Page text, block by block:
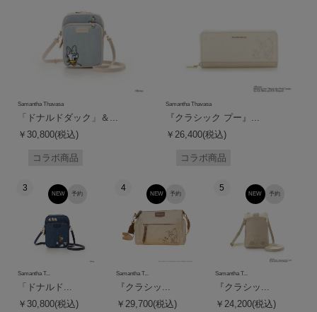
Samantha Thavasa
「ドナルドダック」＆...
￥30,800(税込)
コラボ商品
Samantha Thavasa
『クラシック プー』...
￥26,400(税込)
コラボ商品
3
予約
NEW
Samantha T...
「ドナルド...
￥30,800(税込)
4
予約
NEW
Samantha T...
『クラシッ...
￥29,700(税込)
5
予約
NEW
Samantha T...
『クラシッ...
￥24,200(税込)